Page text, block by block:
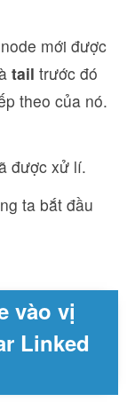
mới được
tail trước đó
theo của nó.
được xử lí.
ta bắt đầu
vào vị
Linked